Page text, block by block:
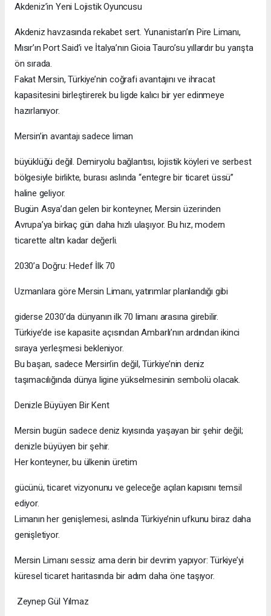
Akdeniz’in Yeni Lojistik Oyuncusu
Akdeniz havzasında rekabet sert. Yunanistan’ın Pire Limanı,
Mısır’ın Port Said’i ve İtalya’nın Gioia Tauro’su yıllardır bu yarışta
ön sırada.
Fakat Mersin, Türkiye’nin coğrafi avantajını ve ihracat
kapasitesini birleştirerek bu ligde kalıcı bir yer edinmeye
hazırlanıyor.
Mersin’in avantajı sadece liman
büyüklüğü değil. Demiryolu bağlantısı, lojistik köyleri ve serbest
bölgesiyle birlikte, burası aslında “entegre bir ticaret üssü”
haline geliyor.
Bugün Asya’dan gelen bir konteyner, Mersin üzerinden
Avrupa’ya birkaç gün daha hızlı ulaşıyor. Bu hız, modern
ticarette altın kadar değerli.
2030’a Doğru: Hedef İlk 70
Uzmanlara göre Mersin Limanı, yatırımlar planlandığı gibi
giderse 2030’da dünyanın ilk 70 limanı arasına girebilir.
Türkiye’de ise kapasite açısından Ambarlı’nın ardından ikinci
sıraya yerleşmesi bekleniyor.
Bu başarı, sadece Mersin’in değil, Türkiye’nin deniz
taşımacılığında dünya ligine yükselmesinin sembolü olacak.
Denizle Büyüyen Bir Kent
Mersin bugün sadece deniz kıyısında yaşayan bir şehir değil;
denizle büyüyen bir şehir.
Her konteyner, bu ülkenin üretim
gücünü, ticaret vizyonunu ve geleceğe açılan kapısını temsil
ediyor.
Limanın her genişlemesi, aslında Türkiye’nin ufkunu biraz daha
genişletiyor.
Mersin Limanı sessiz ama derin bir devrim yapıyor: Türkiye’yi
küresel ticaret haritasında bir adım daha öne taşıyor.
Zeynep Gül Yılmaz